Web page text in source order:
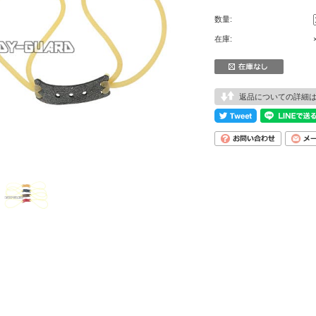
数量:
在庫:
返品についての詳細